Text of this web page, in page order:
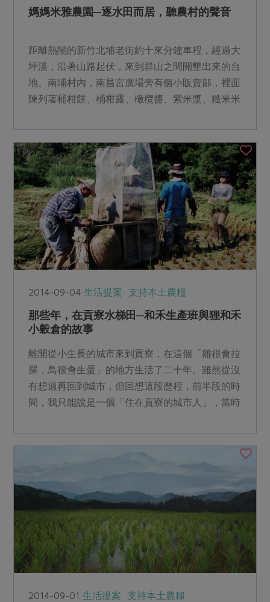
媽媽米雅農園─逐水田而居，聽農村的聲音
距離熱鬧的新竹北埔老街約十來分鐘車程，經過大
坪溪，沿著山路起伏，來到群山之間開墾出來的台
地。南埔村內，南昌宮廣場旁有個小販賣部，裡面
陳列著桶柑餅、桶柑露、橄欖醬、紫米漿、糙米米
2014-09-04生活提案 支持本土農糧
那些年，在貢寮水梯田─和禾生產班與狸和禾
小穀倉的故事
離開從小生長的城市來到貢寮，在這個「雞很會拉
屎，鳥很會生蛋」的地方生活了二十年。雖然從沒
有想過再回到城市，但回想這段歷程，前半段的時
間，我只能說是一個「住在貢寮的城市人」，當時
2014-09-01生活提案 支持本土農糧